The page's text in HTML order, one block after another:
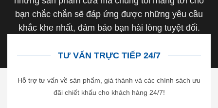
bạn chắc chắn sẽ đáp ứng được những yêu cầu
khắc khe nhất, đảm bảo bạn hài lòng tuyệt đối.
TƯ VẤN TRỰC TIẾP 24/7
Hỗ trợ tư vấn về sản phẩm, giá thành và các chính sách ưu
đãi chiết khấu cho khách hàng 24/7!